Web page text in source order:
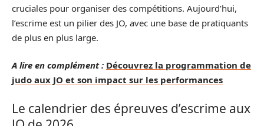
cruciales pour organiser des compétitions. Aujourd’hui,
l’escrime est un pilier des JO, avec une base de pratiquants
de plus en plus large.
A lire en complément : Découvrez la programmation de
judo aux JO et son impact sur les performances
Le calendrier des épreuves d’escrime aux